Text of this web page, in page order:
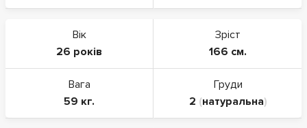
Вік
26 років
Зріст
166 см.
Вага
59 кг.
Груди
2 (натуральна)